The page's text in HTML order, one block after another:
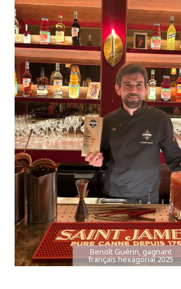
Benoît Guérin, gagnant
français hexagonal 2025